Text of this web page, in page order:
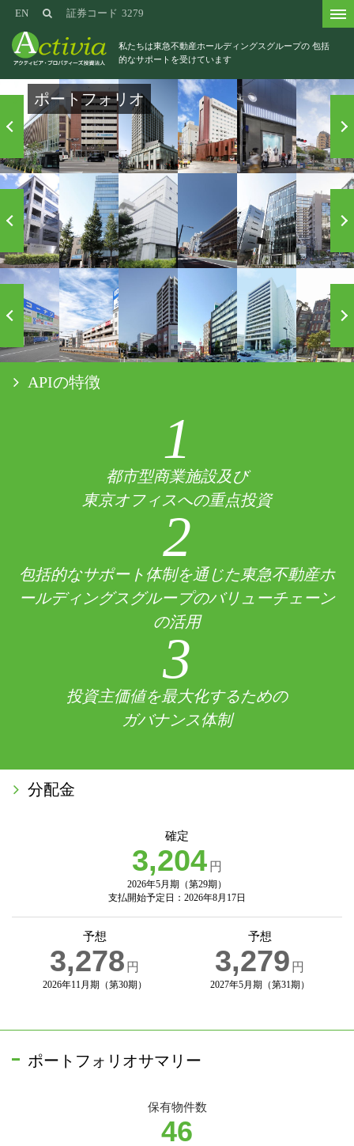
私たちは東急不動産ホールディングスグループの 包括
的なサポートを受けています
証券コード 3279
EN
ポートフォリオ
APIの特徴
1
都市型商業施設及び
東京オフィスへの重点投資
2
包括的なサポート体制を通じた東急不動産ホ
ールディングスグループのバリューチェーン
の活用
3
投資主価値を最大化するための
ガバナンス体制
分配金
確定
3,204 円
2026年5月期（第29期）
支払開始予定日：2026年8月17日
予想
3,278 円
2026年11月期（第30期）
予想
3,279 円
2027年5月期（第31期）
ポートフォリオサマリー
保有物件数
46